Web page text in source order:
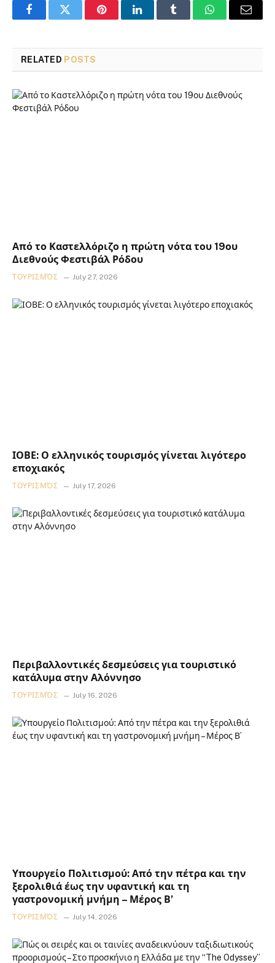
FacebookTwitter PinterestLinkedInTumblr WhatsAppEmail
RELATED POSTS
Από το Καστελλόριζο η πρώτη νότα του 19ου
Διεθνούς Φεστιβάλ Ρόδου
ΤΟΥΡΙΣΜΌΣ July 27, 2026
ΙΟΒΕ: Ο ελληνικός τουρισμός γίνεται λιγότερο
εποχιακός
ΤΟΥΡΙΣΜΌΣ July 17, 2026
Περιβαλλοντικές δεσμεύσεις για τουριστικό
κατάλυμα στην Αλόννησο
ΤΟΥΡΙΣΜΌΣ July 16, 2026
Υπουργείο Πολιτισμού: Από την πέτρα και την
ξερολιθιά έως την υφαντική και τη
γαστρονομική μνήμη – Μέρος Β’
ΤΟΥΡΙΣΜΌΣ July 14, 2026